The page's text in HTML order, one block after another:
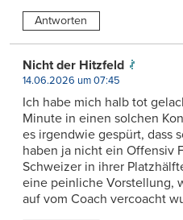
Antworten
Nicht der Hitzfeld
14.06.2026 um 07:45
Ich habe mich halb tot
Minute in einen solchen
es irgendwie gespürt, dass
haben ja nicht ein Offensiv
Schweizer in ihrer
eine peinliche Vorstellung,
auf vom Coach vercoacht